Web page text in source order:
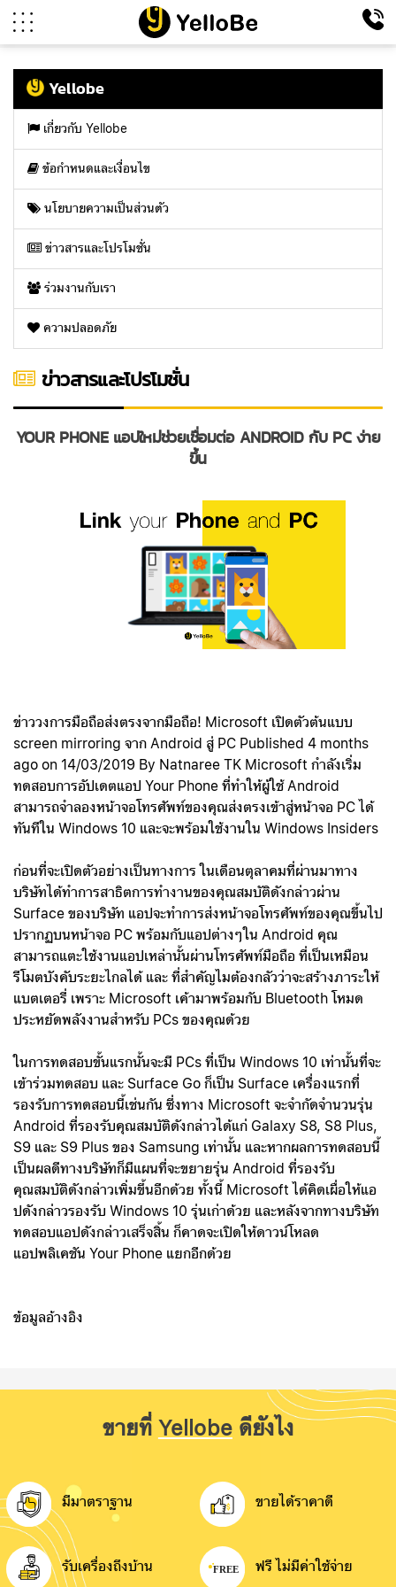
Yellobe
เกี่ยวกับ Yellobe
ข้อกำหนดและเงื่อนไข
นโยบายความเป็นส่วนตัว
ข่าวสารและโปรโมชั่น
ร่วมงานกับเรา
ความปลอดภัย
ข่าวสารและโปรโมชั่น
YOUR PHONE แอปใหม่ช่วยเชื่อมต่อ ANDROID กับ PC ง่าย
ขึ้น
ข่าววงการมือถือส่งตรงจากมือถือ! Microsoft เปิดตัวต้นแบบ
screen mirroring จาก Android สู่ PC Published 4 months
ago on 14/03/2019 By Natnaree TK Microsoft กำลังเริ่ม
ทดสอบการอัปเดตแอป Your Phone ที่ทำให้ผู้ใช้ Android
สามารถจำลองหน้าจอโทรศัพท์ของคุณส่งตรงเข้าสู่หน้าจอ PC ได้
ทันทีใน Windows 10 และจะพร้อมใช้งานใน Windows Insiders
ก่อนที่จะเปิดตัวอย่างเป็นทางการ ในเดือนตุลาคมที่ผ่านมาทาง
บริษัทได้ทำการสาธิตการทำงานของคุณสมบัติดังกล่าวผ่าน
Surface ของบริษัท แอปจะทำการส่งหน้าจอโทรศัพท์ของคุณขึ้นไป
ปรากฏบนหน้าจอ PC พร้อมกับแอปต่างๆใน Android คุณ
สามารถแตะใช้งานแอปเหล่านั้นผ่านโทรศัพท์มือถือ ที่เป็นเหมือน
รีโมตบังคับระยะไกลได้ และ ที่สำคัญไมต้องกลัวว่าจะสร้างภาระให้
แบตเตอรี่ เพราะ Microsoft เค้ามาพร้อมกับ Bluetooth โหมด
ประหยัดพลังงานสำหรับ PCs ของคุณด้วย
ในการทดสอบขั้นแรกนั้นจะมี PCs ที่เป็น Windows 10 เท่านั้นที่จะ
เข้าร่วมทดสอบ และ Surface Go ก็เป็น Surface เครื่องแรกที่
รองรับการทดสอบนี้เช่นกัน ซึ่งทาง Microsoft จะจำกัดจำนวนรุ่น
Android ที่รองรับคุณสมบัติดังกล่าวได้แก่ Galaxy S8, S8 Plus,
S9 และ S9 Plus ของ Samsung เท่านั้น และหากผลการทดสอบนี้
เป็นผลดีทางบริษัทก็มีแผนที่จะขยายรุ่น Android ที่รองรับ
คุณสมบัติดังกล่าวเพิ่มขึ้นอีกด้วย ทั้งนี้ Microsoft ได้คิดเผื่อให้แอ
ปดังกล่าวรองรับ Windows 10 รุ่นเก่าด้วย และหลังจากทางบริษัท
ทดสอบแอปดังกล่าวเสร็จสิ้น ก็คาดจะเปิดให้ดาวน์โหลด
แอปพลิเคชัน Your Phone แยกอีกด้วย
ข้อมูลอ้างอิง
ขายที่Yellobeดียังไง
มีมาตราฐาน ขายได้ราคาดี
รับเครื่องถึงบ้าน ฟรี ไม่มีค่าใช้จ่าย